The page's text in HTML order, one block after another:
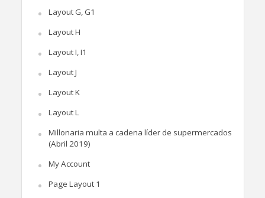
Layout G, G1
Layout H
Layout I, I1
Layout J
Layout K
Layout L
Millonaria multa a cadena líder de supermercados
(Abril 2019)
My Account
Page Layout 1